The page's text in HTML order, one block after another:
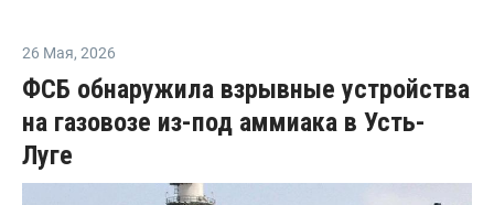
26 Мая, 2026
ФСБ обнаружила взрывные устройства
на газовозе из-под аммиака в Усть-
Луге